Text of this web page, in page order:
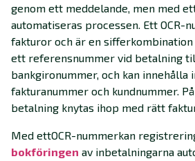
genom ett meddelande, men med
automatiseras processen. Ett OCR-
fakturor och är en
ett referensnummer vid betalning
bankgironummer, och kan innehålla
fakturanummer och kundnummer.
betalning knytas ihop med rätt
Med ettOCR-nummerkan
bokföringen av inbetalningarna